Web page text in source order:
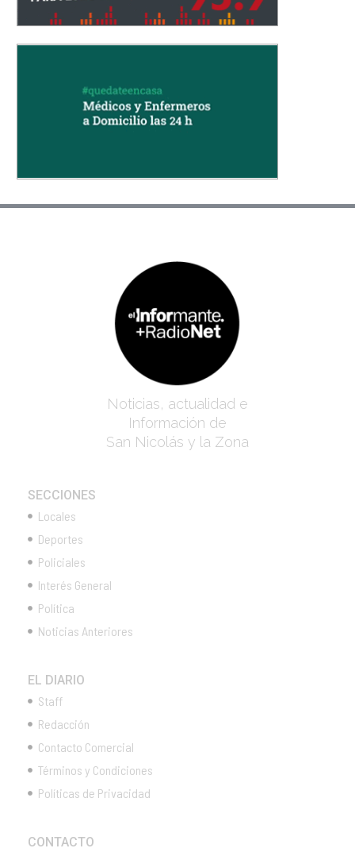
Noticias, actualidad e
Información de
San Nicolás y la Zona
SECCIONES
Locales
Deportes
Policiales
Interés General
Política
Noticias Anteriores
EL DIARIO
Staff
Redacción
Contacto Comercial
Términos y Condiciones
Políticas de Privacidad
CONTACTO